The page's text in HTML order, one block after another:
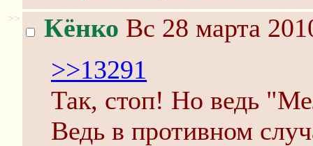
>> Кёнко Вс 28 марта
>>13291
Так, стоп! Но ведь
Ведь в противном